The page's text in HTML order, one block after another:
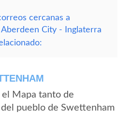
cercanas a
City - Inglaterra
Mapa tanto de
pueblo de Swettenham